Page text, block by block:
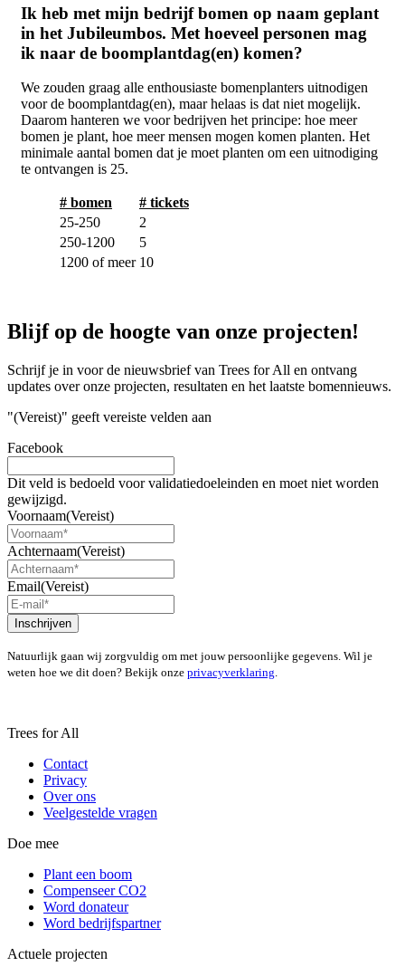
Ik heb met mijn bedrijf bomen op naam geplant
in het Jubileumbos. Met hoeveel personen mag
ik naar de boomplantdag(en) komen?
We zouden graag alle enthousiaste bomenplanters uitnodigen
voor de boomplantdag(en), maar helaas is dat niet mogelijk.
Daarom hanteren we voor bedrijven het principe: hoe meer
bomen je plant, hoe meer mensen mogen komen planten. Het
minimale aantal bomen dat je moet planten om een uitnodiging
te ontvangen is 25.
# bomen
# tickets
25-250
2
250-1200
5
1200 of meer 10
Blijf op de hoogte van onze projecten!
Schrijf je in voor de nieuwsbrief van Trees for All en ontvang
updates over onze projecten, resultaten en het laatste bomennieuws.
"(Vereist)" geeft vereiste velden aan
Facebook
Dit veld is bedoeld voor validatiedoeleinden en moet niet worden
gewijzigd.
Voornaam(Vereist)
Achternaam(Vereist)
Email(Vereist)
Inschrijven
Natuurlijk gaan wij zorgvuldig om met jouw persoonlijke gegevens. Wil je
weten hoe we dit doen? Bekijk onze privacyverklaring.
Trees for All
Contact
Privacy
Over ons
Veelgestelde vragen
Doe mee
Plant een boom
Compenseer CO2
Word donateur
Word bedrijfspartner
Actuele projecten